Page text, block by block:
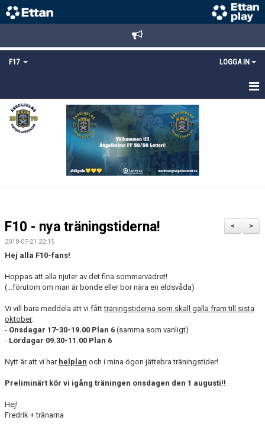
F17 LOGGA IN
HEM
NYHETER
DOKUMENT
MATCHER
KONTAKT
MEDLEMSANMÄLAN
>
<
F10 - nya träningstiderna!
2018-07-21 22:15
Hej alla F10-fans!
Hoppas att alla njuter av det fina sommarvädret!
(...förutom om man är bonde eller bor nära en eldsvåda)
Vi vill bara meddela att vi fåttträningstiderna som skall gälla fram till sista
oktober:
- Onsdagar 17-30-19.00 Plan 6 (samma som vanligt)
- Lördagar 09.30-11.00 Plan 6
Nytt är att vi har helplan och i mina ögon jättebra träningstider!
Preliminärt kör vi igång träningen onsdagen den 1 augusti!!
Hej!
Fredrik + tränarna